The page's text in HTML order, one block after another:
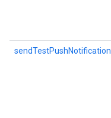
sendTestPushNotification